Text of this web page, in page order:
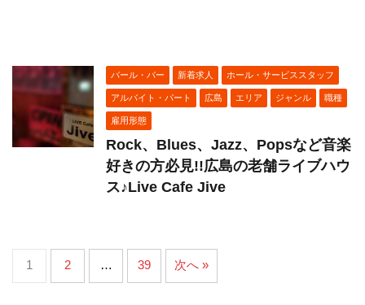
バール・バー 新着求人 ホール・サービススタッフ
アルバイト・パート 広島 エリア ジャンル 職種
雇用形態
Rock、Blues、Jazz、Popsなど音楽
好きの方必見!!広島の老舗ライブハウ
ス♪Live Cafe Jive
1 2 … 39 次へ »